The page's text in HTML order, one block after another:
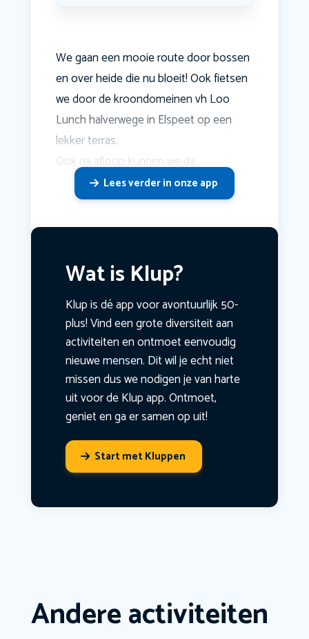
We gaan een mooie route door bossen
en over heide die nu bloeit! Ook fietsen
we door de kroondomeinen vh Loo
Lunch halverwege in Elspeet op een
lekker terras.
Ook na afloop kunnen we da
Lees verder in onze app
Wat is Klup?
Klup is dé app voor avontuurlijk 50-
plus! Vind een grote diversiteit aan
activiteiten en ontmoet eenvoudig
nieuwe mensen. Dit wil je echt niet
missen dus we nodigen je van harte
uit voor de Klup app. Ontmoet,
geniet en ga er samen op uit!
Start met Kluppen
Andere activiteiten